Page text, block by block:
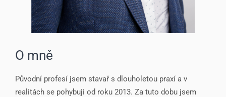
O mně
Původní profesí jsem stavař s dlouholetou praxí a v
realitách se pohybuji od roku 2013. Za tuto dobu jsem